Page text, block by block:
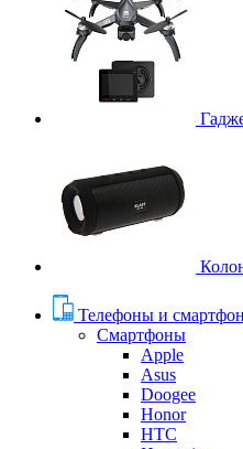
Телефоны и
Смартфоны
Apple
Asus
Doogee
Honor
HTC